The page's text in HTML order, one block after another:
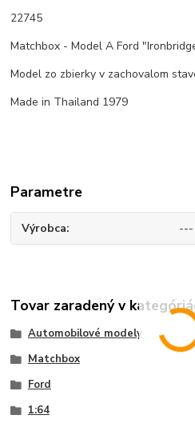
22745
Matchbox - Model A Ford
Model zo zbierky v zachovalom
Made in Thailand 1979
Parametre
Výrobca ---
Tovar zaradený v
Automobilové modely
Matchbox
Ford
1:64